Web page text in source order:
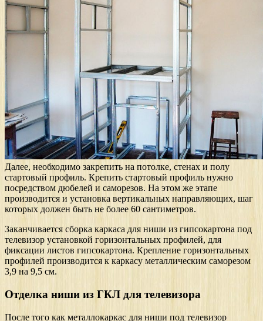
Далее, необходимо закрепить на потолке, стенах и полу
стартовый профиль. Крепить стартовый профиль нужно
посредством дюбелей и саморезов. На этом же этапе
производится и установка вертикальных направляющих, шаг
которых должен быть не более 60 сантиметров.
Заканчивается сборка каркаса для ниши из гипсокартона под
телевизор установкой горизонтальных профилей, для
фиксации листов гипсокартона. Крепление горизонтальных
профилей производится к каркасу металлическим саморезом
3,9 на 9,5 см.
Отделка ниши из ГКЛ для телевизора
После того как металлокаркас для ниши под телевизор